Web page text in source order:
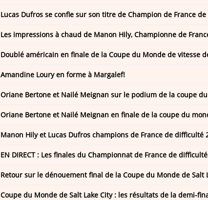
Lucas Dufros se confie sur son titre de Champion de France
Les impressions à chaud de Manon Hily, Championne de
Doublé américain en finale de la Coupe du Monde de vitesse
Amandine Loury en forme à Margalef!
Oriane Bertone et Nailé Meignan sur le podium de la coupe
Oriane Bertone et Nailé Meignan en finale de la coupe du
Manon Hily et Lucas Dufros champions de France de difficulté
EN DIRECT : Les finales du Championnat de France de
Retour sur le dénouement final de la Coupe du Monde de Salt
Coupe du Monde de Salt Lake City : les résultats de la demi-